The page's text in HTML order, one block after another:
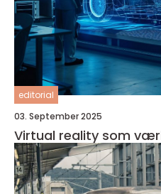
editorial
03. September 2025
Virtual reality som